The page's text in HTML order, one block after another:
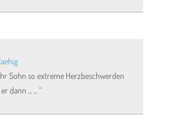
Sohn so extreme Herzbeschwerden
dann ... ...